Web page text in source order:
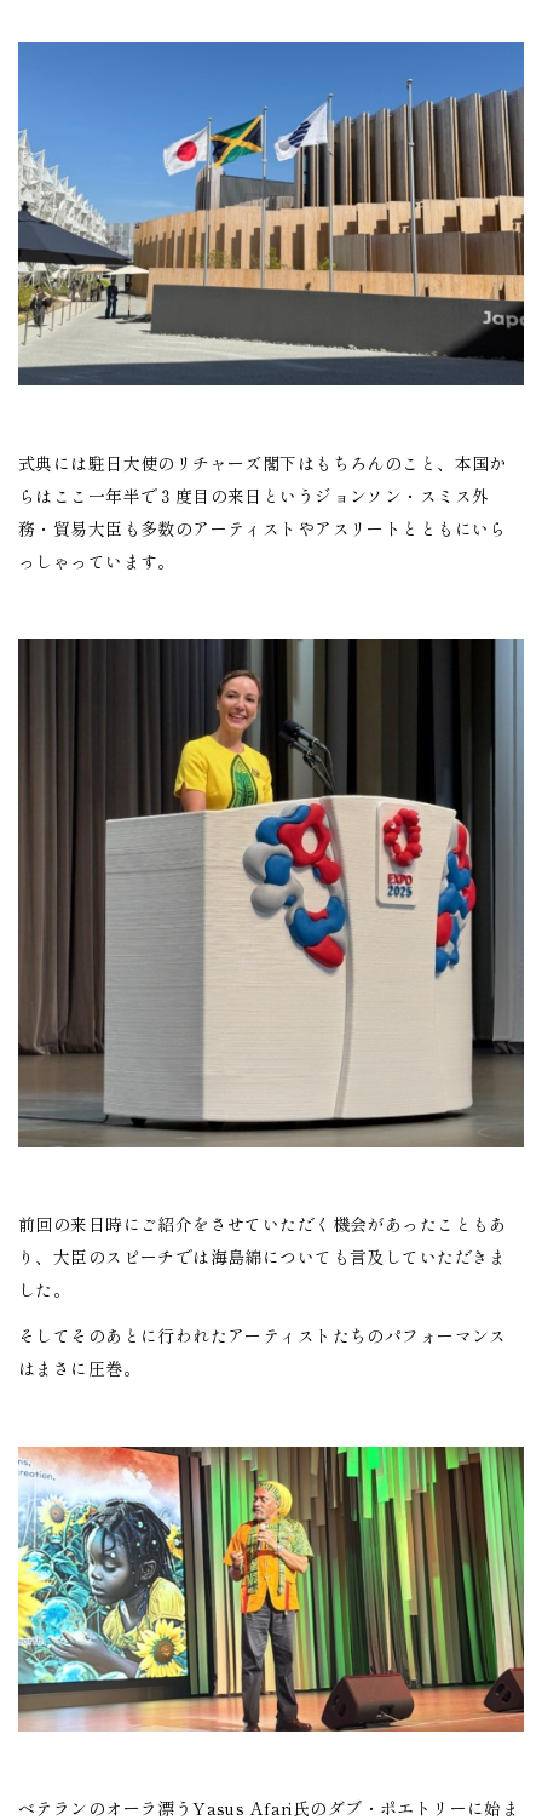
式典には駐日大使のリチャーズ閣下はもちろんのこと、本国か
らはここ一年半で３度目の来日というジョンソン・スミス外
務・貿易大臣も多数のアーティストやアスリートとともにいら
っしゃっています。
前回の来日時にご紹介をさせていただく機会があったこともあ
り、大臣のスピーチでは海島綿についても言及していただきま
した。
そしてそのあとに行われたアーティストたちのパフォーマンス
はまさに圧巻。
ベテランのオーラ漂うYasus Afari氏のダブ・ポエトリーに始ま